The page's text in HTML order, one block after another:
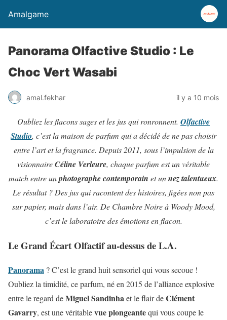
Amalgame
Panorama Olfactive Studio : Le
Choc Vert Wasabi
amal.fekhar il y a 10 mois
Oubliez les flacons sages et les jus qui ronronnent. Olfactive
Studio, c’est la maison de parfum qui a décidé de ne pas choisir
entre l’art et la fragrance. Depuis 2011, sous l’impulsion de la
visionnaireCéline Verleure, chaque parfum est un véritable
match entre unphotographe contemporain et unnez talentueux.
Le résultat ? Des jus qui racontent des histoires, figées non pas
sur papier, mais dans l’air. De Chambre Noire à Woody Mood,
c’est le laboratoire des émotions en flacon.
Le Grand Écart Olfactif au-dessus de L.A.
Panorama ? C’est le grand huit sensoriel qui vous secoue !
Oubliez la timidité, ce parfum, né en 2015 de l’alliance explosive
entre le regard deMiguel Sandinhaet le flair deClément
Gavarry, est une véritablevue plongeantequi vous coupe le